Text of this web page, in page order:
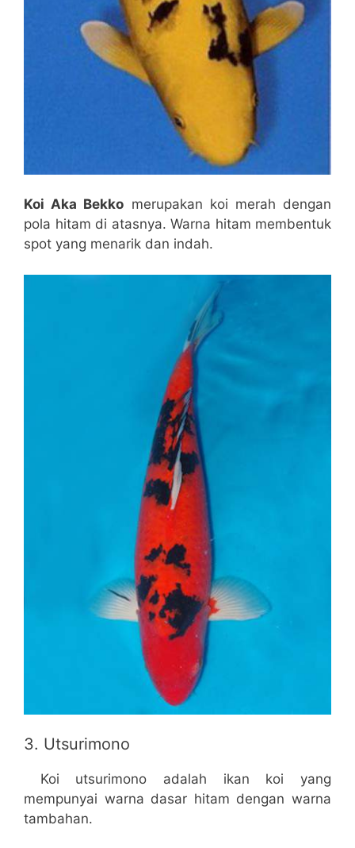
Koi Aka Bekko merupakan koi merah dengan
pola hitam di atasnya. Warna hitam membentuk
spot yang menarik dan indah.
3. Utsurimono
Koi utsurimono adalah ikan koi yang
mempunyai warna dasar hitam dengan warna
tambahan.